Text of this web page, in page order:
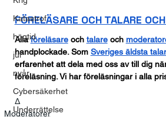
Katastrof
högtid
jul
nyår
Cybersäkerhet
Underrättelse
FÖRELÄSARE OCH TALARE
Alla föreläsare och talare och
handplockade. Som Sveriges äldsta
erfarenhet att dela med oss av till dig
föreläsning. Vi har föreläsningar i alla
Δ
Moderatorer